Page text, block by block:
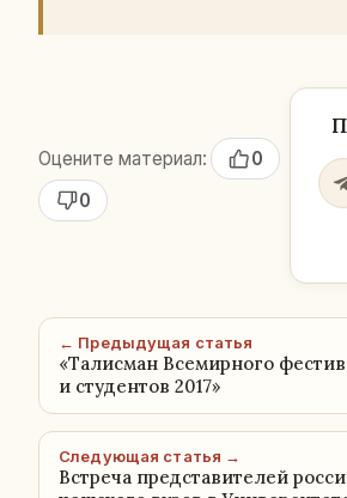
Оцените материал:
0
0
← Предыдущая статья
«Талисман Всемирного
и студентов 2017»
Следующая статья →
Встреча представителей